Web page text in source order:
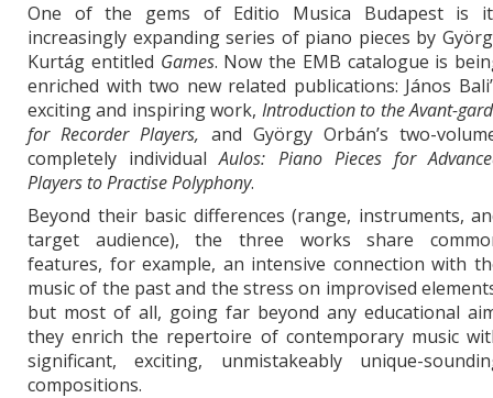
One of the gems of Editio Musica Budapest is
increasingly expanding series of piano pieces by
Kurtág entitled Games. Now the EMB catalogue is
enriched with two new related publications: János
exciting and inspiring work, Introduction to the Avant-
for Recorder Players, and György Orbán’s two-
completely individualAulos: Piano Pieces for
Players to Practise Polyphony.
Beyond their basic differences (range, instruments,
target audience), the three works share
features, for example, an intensive connection with
music of the past and the stress on improvised
but most of all, going far beyond any educational
they enrich the repertoire of contemporary music
significant, exciting, unmistakeably unique-
compositions.